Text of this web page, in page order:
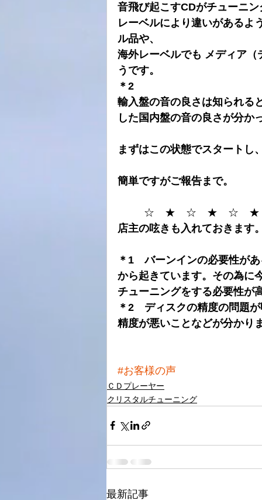
音飛び起こすCDがチューニ
レーベルにより違いがあるよ
ル品や、
海外レーベルでも メディア
うです。
＊2
輸入盤の音の良さは知られる
した国内盤の音の良さが分か
まずはこの状態でスタートし
簡単ですがご報告まで。
☆　★　☆　★　☆　
店主の呟きも入れておきます
＊1　バーンインの必要性が
から起きています。その為に
チューニングをする必要性が
＊2　ディスクの精度の問題
精度が悪いことなどが分かり
#お客様の声
ＣＤプレーヤー
クリスタルチューニング
最新記事